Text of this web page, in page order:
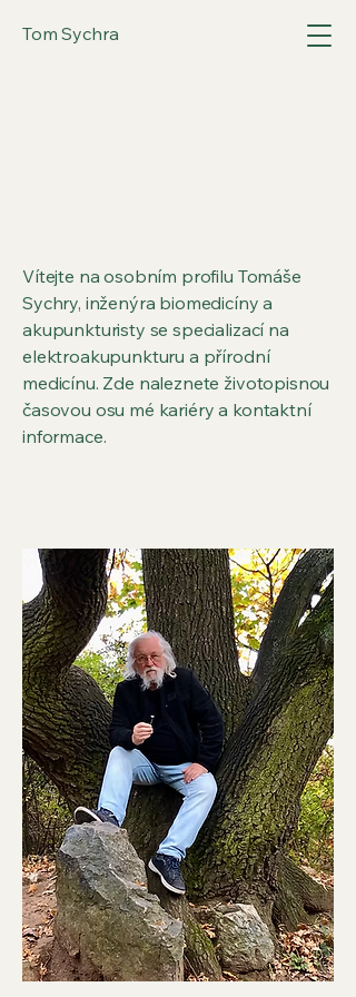
Tom Sychra
Vítejte na osobním profilu Tomáše
Sychry, inženýra biomedicíny a
akupunkturisty se specializací na
elektroakupunkturu a přírodní
medicínu. Zde naleznete životopisnou
časovou osu mé kariéry a kontaktní
informace.